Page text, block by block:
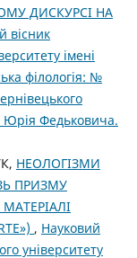
ДИСКУРСІ НА
вісник
імені
філологія: №
Юрія Федьковича.
НЕОЛОГІЗМИ
ПРИЗМУ
, Науковий
університету